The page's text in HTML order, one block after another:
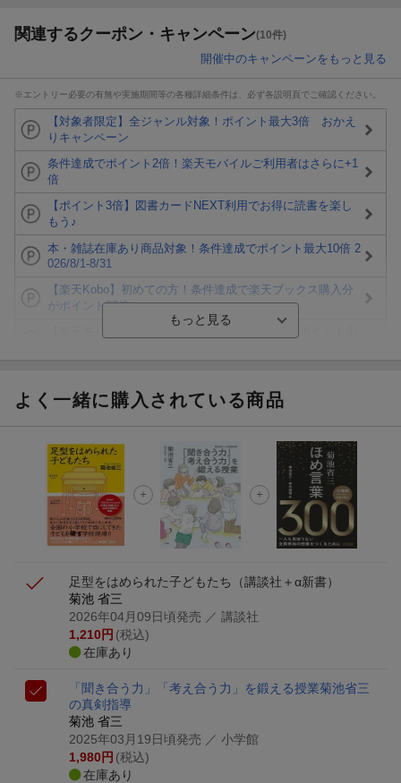
関連するクーポン・キャンペーン(10件)
開催中のキャンペーンをもっと見る
※エントリー必要の有無や実施期間等の各種詳細条件は、必ず各説明頁でご確認ください。
【対象者限定】全ジャンル対象！ポイント最大3倍 おかえ
りキャンペーン
条件達成でポイント2倍！楽天モバイルご利用者はさらに+1
倍
【ポイント3倍】図書カードNEXT利用でお得に読書を楽し
もう♪
本・雑誌在庫あり商品対象！条件達成でポイント最大10倍 2
026/8/1-8/31
【楽天Kobo】初めての方！条件達成で楽天ブックス購入分
がポイント20倍
ト山分け
楽天モバイル紹介キャンペーンの拡散で300円OFFクーポン
進呈
条件達成で楽天限定・宝塚歌劇 宙組貸切公演ペアチケット
が当たる
よく一緒に購入されている商品
足型をはめられた子どもたち
（講談社＋α新書）
菊池 省三
2026年04月09日頃発売 ／ 講談社
1,210円 (税込)
在庫あり
「聞き合う力」「考え合う力」を鍛える授業菊池省三
の真剣指導
菊池 省三
2025年03月19日頃発売 ／ 小学館
1,980円 (税込)
在庫あり